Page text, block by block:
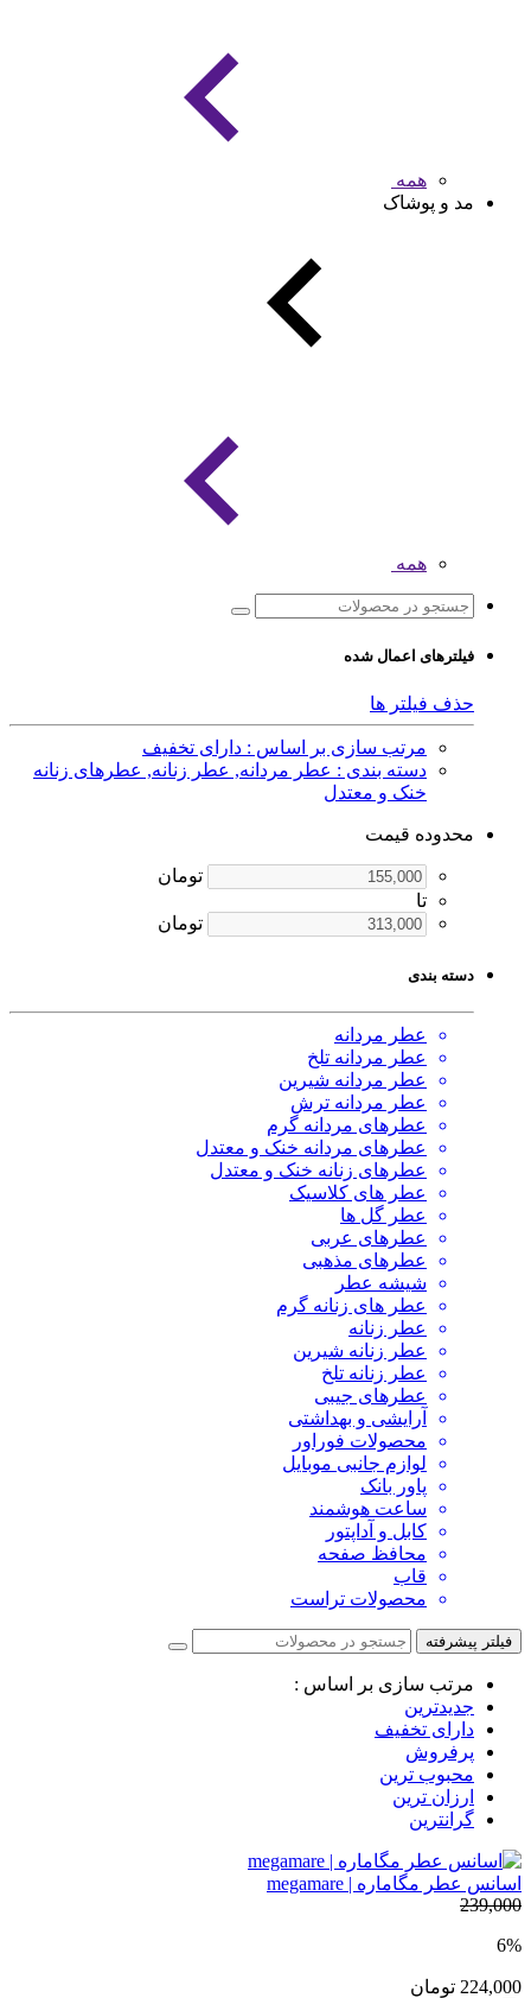
همه
مد و پوشاک
همه
فیلترهای اعمال شده
حذف فیلتر ها
مرتب سازی بر اساس : دارای تخفیف
دسته بندی : عطر مردانه, عطر زنانه, عطرهای زنانه
خنک و معتدل
محدوده قیمت
تومان
تا
تومان
دسته بندی
عطر مردانه
عطر مردانه تلخ
عطر مردانه شیرین
عطر مردانه ترش
عطرهای مردانه گرم
عطرهای مردانه خنک و معتدل
عطرهای زنانه خنک و معتدل
عطر های کلاسیک
عطر گل ها
عطرهای عربی
عطرهای مذهبی
شیشه عطر
عطر های زنانه گرم
عطر زنانه
عطر زنانه شیرین
عطر زنانه تلخ
عطرهای جیبی
آرایشی و بهداشتی
محصولات فوراور
لوازم جانبی موبایل
پاور بانک
ساعت هوشمند
کابل و آداپتور
محافظ صفحه
قاب
محصولات تراست
فیلتر پیشرفته
مرتب سازی بر اساس :
جدیدترین
دارای تخفیف
پرفروش
محبوب ترین
ارزان ترین
گرانترین
اسانس عطر مگاماره | megamare
239,000
6%
224,000 تومان